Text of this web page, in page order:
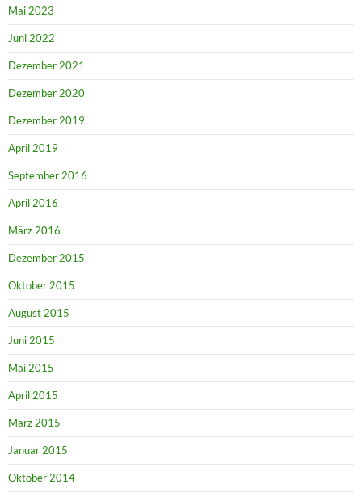
Mai 2023
Juni 2022
Dezember 2021
Dezember 2020
Dezember 2019
April 2019
September 2016
April 2016
März 2016
Dezember 2015
Oktober 2015
August 2015
Juni 2015
Mai 2015
April 2015
März 2015
Januar 2015
Oktober 2014